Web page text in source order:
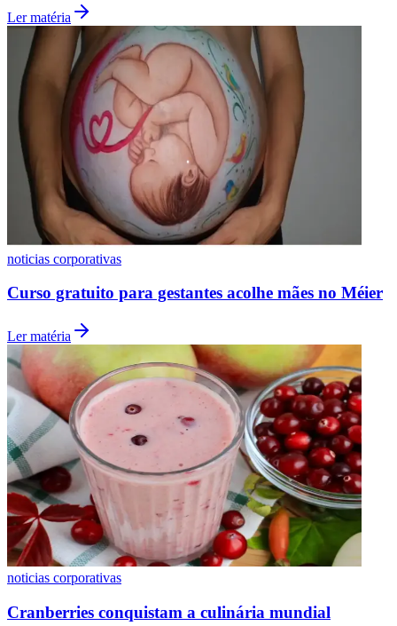
Ler matéria
noticias corporativas
Curso gratuito para gestantes acolhe mães no Méier
Ler matéria
noticias corporativas
Cranberries conquistam a culinária mundial